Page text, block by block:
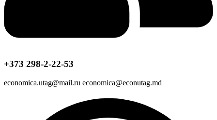
+373 298-2-22-53
economica.utag@mail.ru economica@econutag.md